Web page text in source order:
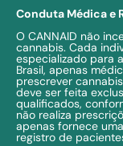
Conduta Médica e
O CANNAID não
cannabis. Cada
especializado para
Brasil, apenas
prescrever
deve ser feita
qualificados,
não realiza
apenas fornece
registro de